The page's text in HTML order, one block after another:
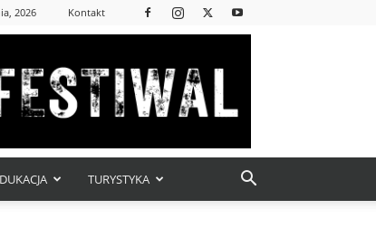
2026 Kontakt
TURYSTYKA